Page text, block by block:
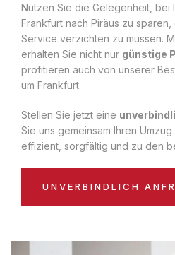
Nutzen Sie die Gelegenheit, bei
Frankfurt nach Piräus zu
Service verzichten zu müssen.
erhalten Sie nicht nur günstige
profitieren auch von unserer
um Frankfurt.
Stellen Sie jetzt eine
Sie uns gemeinsam Ihren
effizient, sorgfältig und zu den
UNVERBINDLICH